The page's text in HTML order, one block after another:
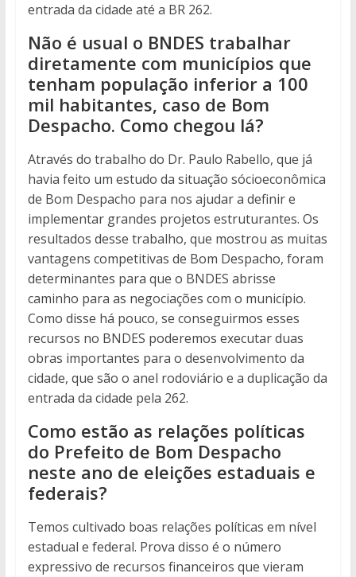
entrada da cidade até a BR 262.
Não é usual o BNDES trabalhar
diretamente com municípios que
tenham população inferior a 100
mil habitantes, caso de Bom
Despacho. Como chegou lá?
Através do trabalho do Dr. Paulo Rabello, que já
havia feito um estudo da situação sócioeconômica
de Bom Despacho para nos ajudar a definir e
implementar grandes projetos estruturantes. Os
resultados desse trabalho, que mostrou as muitas
vantagens competitivas de Bom Despacho, foram
determinantes para que o BNDES abrisse
caminho para as negociações com o município.
Como disse há pouco, se conseguirmos esses
recursos no BNDES poderemos executar duas
obras importantes para o desenvolvimento da
cidade, que são o anel rodoviário e a duplicação da
entrada da cidade pela 262.
Como estão as relações políticas
do Prefeito de Bom Despacho
neste ano de eleições estaduais e
federais?
Temos cultivado boas relações políticas em nível
estadual e federal. Prova disso é o número
expressivo de recursos financeiros que vieram